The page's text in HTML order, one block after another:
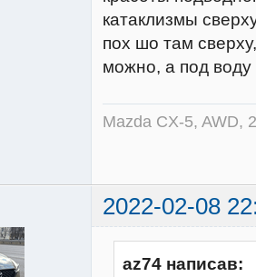
катаклизмы
пох шо там
можно, а под
Mazda CX-5, AWD,
2022-02-08
az74 написав: